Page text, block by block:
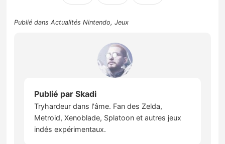
Publié dansActualités Nintendo,Jeux
Publié parSkadi
Tryhardeur dans l'âme. Fan des Zelda,
Metroid, Xenoblade, Splatoon et autres jeux
indés expérimentaux.